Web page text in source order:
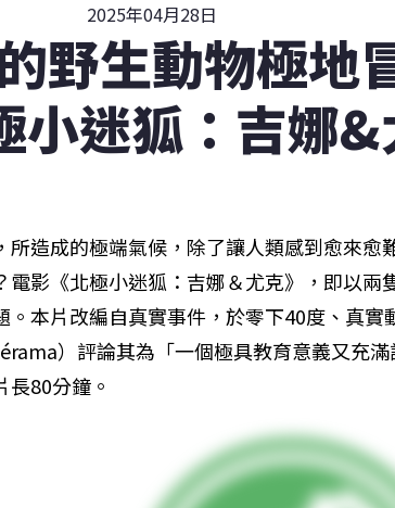
2025年04月28日
野生動物極
小迷狐：吉娜
所造成的極端氣候，除了讓人類感到愈來愈
電影《北極小迷狐：吉娜＆尤克》，即以兩
。本片改編自真實事件，於零下40度、真
）評論其為「一個極具教育意義又充
長80分鐘。